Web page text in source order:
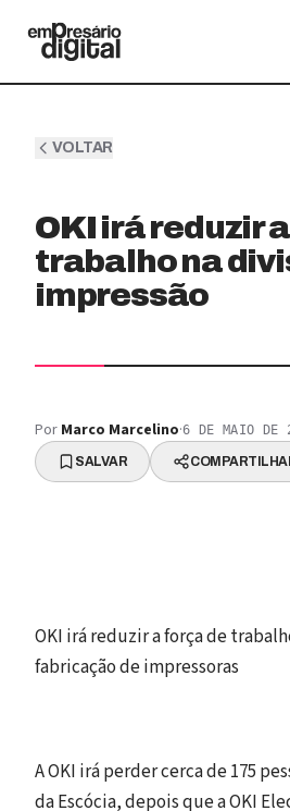
VOLTAR
OKI irá reduzir
trabalho na
impressão
Por Marco Marcelino·6 DE MAIO DE
SALVAR
OKI irá reduzir a força de
fabricação de impressoras
A OKI irá perder cerca de 175
da Escócia, depois que a OKI